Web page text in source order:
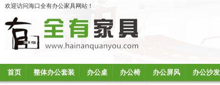
欢迎访问海口全有办公家具网站！
首页 整体办公套装 办公桌 办公椅 办公屏风 办公沙发